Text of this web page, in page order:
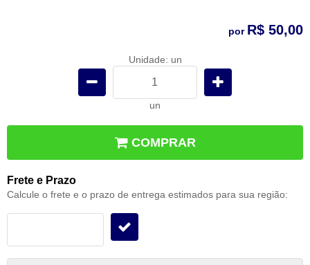
por R$ 50,00
Unidade: un
un
COMPRAR
Frete e Prazo
Calcule o frete e o prazo de entrega estimados para sua região: